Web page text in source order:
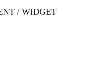
/ WIDGET